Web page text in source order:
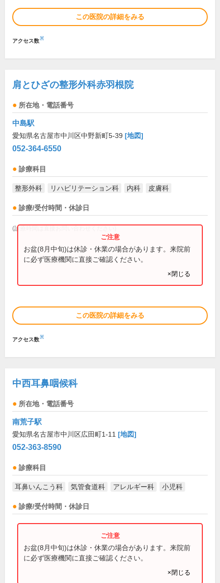
この医院の詳細をみる
アクセス数※
肩とひざの整形外科赤羽根院
所在地・電話番号
中島駅
愛知県名古屋市中川区中野新町5-39 [地図]
052-364-6550
診療科目
整形外科 リハビリテーション科 内科 皮膚科
診療/受付時間・休診日
(診療時間は直接お問い合わせください)
お盆(8月中旬)は休診・休業の場合があります。来院前
に必ず医療機関に直接ご確認ください。
×閉じる
この医院の詳細をみる
アクセス数※
中西耳鼻咽候科
所在地・電話番号
南荒子駅
愛知県名古屋市中川区広田町1-11 [地図]
052-363-8590
診療科目
耳鼻いんこう科 気管食道科 アレルギー科 小児科
診療/受付時間・休診日
お盆(8月中旬)は休診・休業の場合があります。来院前
に必ず医療機関に直接ご確認ください。
×閉じる